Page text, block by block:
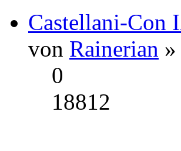
Castellani-Con
von Rainerian
0
18812